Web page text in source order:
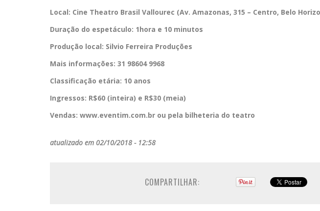
Local: Cine Theatro Brasil Vallourec (Av. Amazonas, 315 – Centro, Belo
Duração do espetáculo: 1hora e 10 minutos
Produção local: Silvio Ferreira Produções
Mais informações: 31 98604 9968
Classificação etária: 10 anos
Ingressos: R$60 (inteira) e R$30 (meia)
Vendas: www.eventim.com.br ou pela bilheteria do teatro
atualizado em 02/10/2018 - 12:58
COMPARTILHAR: